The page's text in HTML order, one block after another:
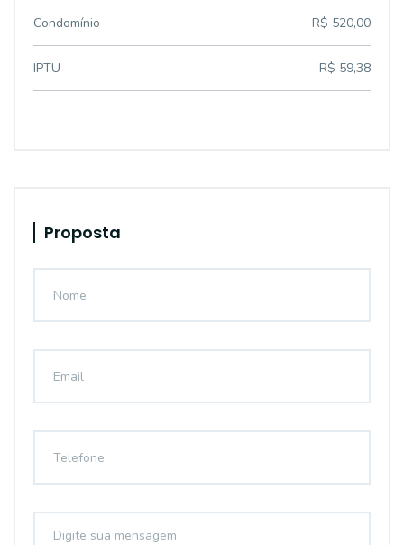
Condomínio R$ 520,00
IPTU R$ 59,38
Proposta